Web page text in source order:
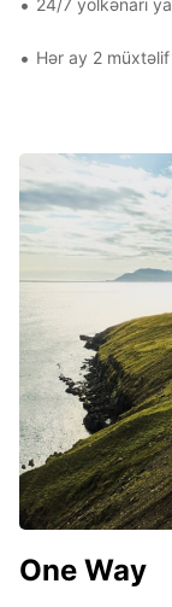
24/7 yolkənarı
Hər ay 2
One Way